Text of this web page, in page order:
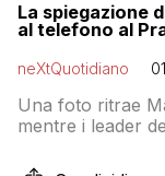
La spiegazione
al telefono al
neXtQuotidiano
Una foto ritrae
mentre i leader